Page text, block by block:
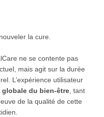
la cure.
ne se contente pas
mais agit sur la durée
L’expérience utilisateur
du bien-être , tant
de la qualité de cette